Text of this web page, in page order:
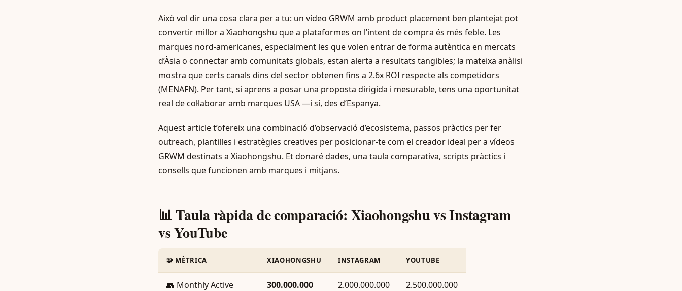
Això vol dir una cosa clara per a tu: un vídeo GRWM amb product placement ben plantejat pot
convertir millor a Xiaohongshu que a plataformes on l’intent de compra és més feble. Les
marques nord-americanes, especialment les que volen entrar de forma autèntica en mercats
d’Àsia o connectar amb comunitats globals, estan alerta a resultats tangibles; la mateixa anàlisi
mostra que certs canals dins del sector obtenen fins a 2.6x ROI respecte als competidors
(MENAFN). Per tant, si aprens a posar una proposta dirigida i mesurable, tens una oportunitat
real de col·laborar amb marques USA —i sí, des d’Espanya.
Aquest article t’ofereix una combinació d’observació d’ecosistema, passos pràctics per fer
outreach, plantilles i estratègies creatives per posicionar-te com el creador ideal per a vídeos
GRWM destinats a Xiaohongshu. Et donaré dades, una taula comparativa, scripts pràctics i
consells que funcionen amb marques i mitjans.
📊 Taula ràpida de comparació: Xiaohongshu vs Instagram
vs YouTube
🧩 MÈTRICA XIAOHONGSHU INSTAGRAM YOUTUBE
👥 Monthly Active 300.000.000 2.000.000.000 2.500.000.000